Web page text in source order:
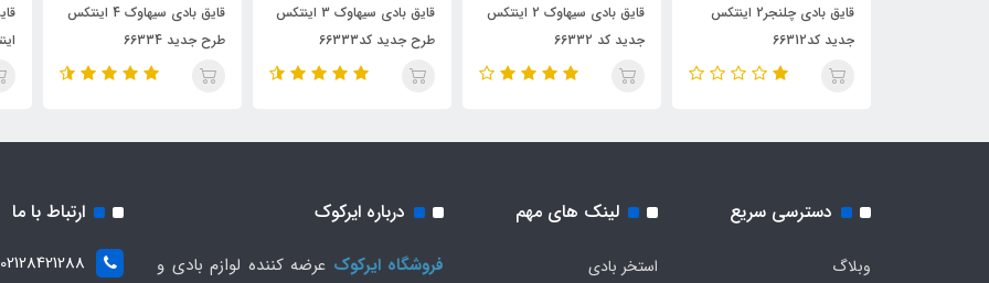
قایق بادی چلنجر2 اینتکس
جدید کد66312
قایق بادی سیهاوک 2 اینتکس
جدید کد 66332
قایق بادی سیهاوک 3 اینتکس
طرح جدید کد66333
قایق بادی سیهاوک 4 اینتکس
طرح جدید 66334
دسترسی سریع
وبلاگ
لینک های مهم
استخر بادی
درباره ایرکوک
فروشگاه ایرکوک عرضه کننده لوازم بادی و
ارتباط با ما
02128421288